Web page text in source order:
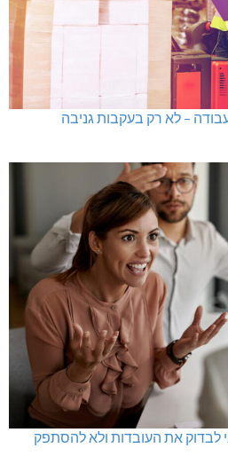
– לא רק בעקבות גניבה
לבדוק את העובדות ולא להסתפק